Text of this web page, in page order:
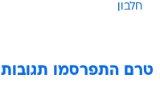
חלבון
טרם התפרסמו תגובות